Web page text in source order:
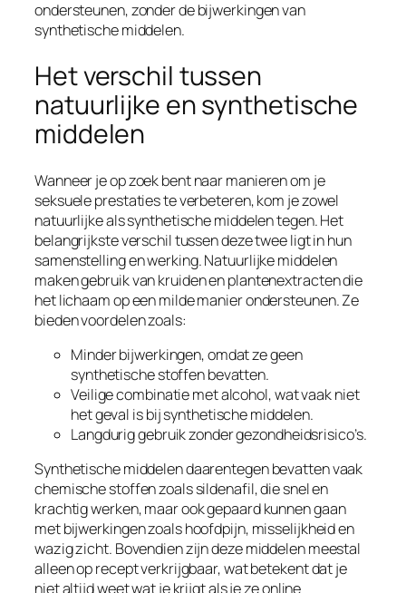
ondersteunen, zonder de bijwerkingen van
synthetische middelen.
Het verschil tussen
natuurlijke en synthetische
middelen
Wanneer je op zoek bent naar manieren om je
seksuele prestaties te verbeteren, kom je zowel
natuurlijke als synthetische middelen tegen. Het
belangrijkste verschil tussen deze twee ligt in hun
samenstelling en werking. Natuurlijke middelen
maken gebruik van kruiden en plantenextracten die
het lichaam op een milde manier ondersteunen. Ze
bieden voordelen zoals:
Minder bijwerkingen, omdat ze geen
synthetische stoffen bevatten.
Veilige combinatie met alcohol, wat vaak niet
het geval is bij synthetische middelen.
Langdurig gebruik zonder gezondheidsrisico’s.
Synthetische middelen daarentegen bevatten vaak
chemische stoffen zoals sildenafil, die snel en
krachtig werken, maar ook gepaard kunnen gaan
met bijwerkingen zoals hoofdpijn, misselijkheid en
wazig zicht. Bovendien zijn deze middelen meestal
alleen op recept verkrijgbaar, wat betekent dat je
niet altijd weet wat je krijgt als je ze online